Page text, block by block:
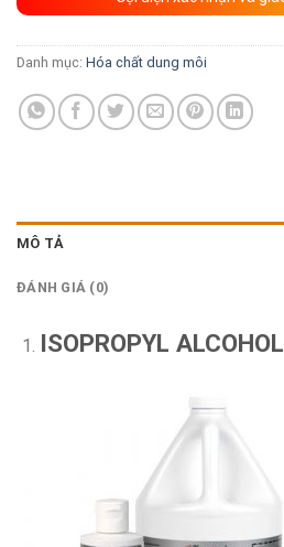
Danh mục: Hóa chất dung môi
MÔ TẢ
ĐÁNH GIÁ (0)
ISOPROPYL ALCOHOL